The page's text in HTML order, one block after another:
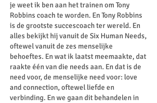
je weet ik ben aan het trainen om Tony
Robbins coach te worden. En Tony Robbins
is de grootste succescoach ter wereld. En
alles bekijkt hij vanuit de Six Human Needs,
oftewel vanuit de zes menselijke
behoeftes. En wat ik laatst meemaakte, dat
raakte één van die needs aan. En dat is de
need voor, de menselijke need voor: love
and connection, oftewel liefde en
verbinding. En we gaan dit behandelen in